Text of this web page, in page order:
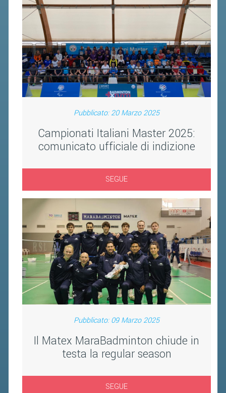
Pubblicato: 20 Marzo 2025
Campionati Italiani Master 2025:
comunicato ufficiale di indizione
SEGUE
Pubblicato: 09 Marzo 2025
Il Matex MaraBadminton chiude in
testa la regular season
SEGUE
BANDI DI GARA E CONTRATTI
WHISTLEBLOWING
SPORTELLO FISCALE
NOVITÀ FISCALI
MODULISTICA
SCADENZARIO
AIRBADMINTON
TAPPE REGIONALI AIRBADMINTON
FIBA PICKLEBALL TOUR
CLASSIFICHE PICKLEBALL
BANDI PUBBLICI
VOLA CON NOI 2026
2026
2025
2024